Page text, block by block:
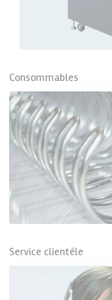
Consommables
Service clientèle